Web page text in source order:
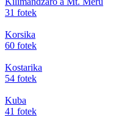
31 fotek
Korsika
60 fotek
Kostarika
54 fotek
Kuba
41 fotek